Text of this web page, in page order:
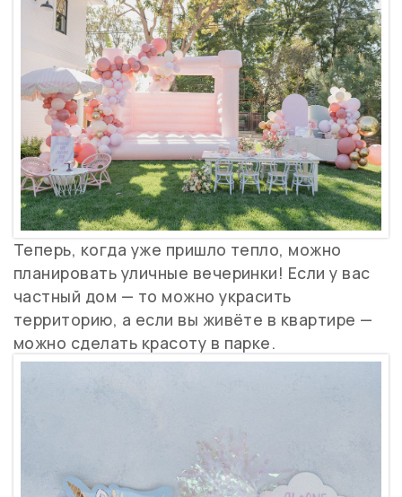
Теперь, когда уже пришло тепло, можно
планировать уличные вечеринки! Если у вас
частный дом — то можно украсить
территорию, а если вы живёте в квартире —
можно сделать красоту в парке.